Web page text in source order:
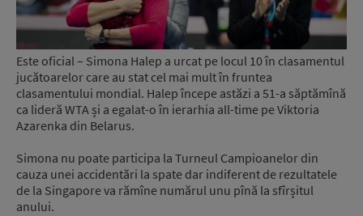
Este oficial – Simona Halep a urcat pe locul 10 în clasamentul
jucătoarelor care au stat cel mai mult în fruntea
clasamentului mondial. Halep începe astăzi a 51-a săptămînă
ca lideră WTA și a egalat-o în ierarhia all-time pe Viktoria
Azarenka din Belarus.
Simona nu poate participa la Turneul Campioanelor din
cauza unei accidentări la spate dar indiferent de rezultatele
de la Singapore va rămîne numărul unu pînă la sfîrșitul
anului.